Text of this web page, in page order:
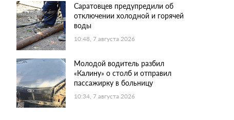
Саратовцев предупредили об
отключении холодной и горячей
воды
10:48, 7 августа 2026
Молодой водитель разбил
«Калину» о столб и отправил
пассажирку в больницу
10:34, 7 августа 2026